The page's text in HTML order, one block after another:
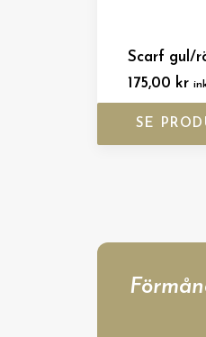
Scarf gul/
175,00 kr
SE